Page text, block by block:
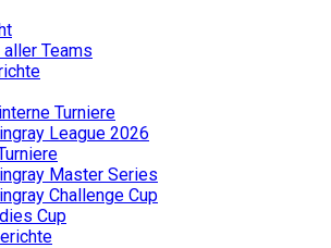
Teams
Turniere
League 2026
Master Series
Challenge Cup
Cup